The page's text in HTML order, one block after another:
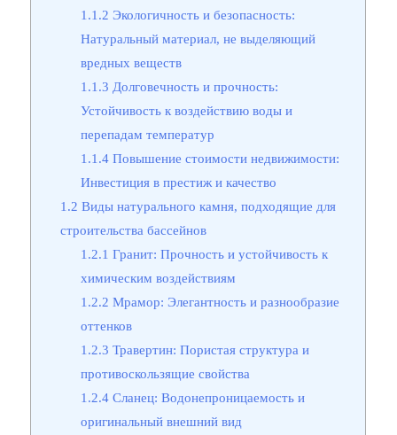
1.1.2 Экологичность и безопасность:
Натуральный материал, не выделяющий
вредных веществ
1.1.3 Долговечность и прочность:
Устойчивость к воздействию воды и
перепадам температур
1.1.4 Повышение стоимости недвижимости:
Инвестиция в престиж и качество
1.2 Виды натурального камня, подходящие для
строительства бассейнов
1.2.1 Гранит: Прочность и устойчивость к
химическим воздействиям
1.2.2 Мрамор: Элегантность и разнообразие
оттенков
1.2.3 Травертин: Пористая структура и
противоскользящие свойства
1.2.4 Сланец: Водонепроницаемость и
оригинальный внешний вид